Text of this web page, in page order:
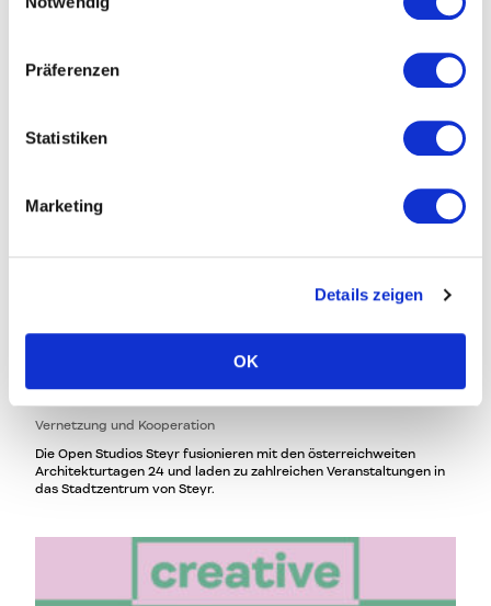
Präferenzen
Statistiken
Marketing
Details zeigen
OK
Open Studios Steyr 2024
Vernetzung und Kooperation
Die Open Studios Steyr fusionieren mit den österreichweiten
Architekturtagen 24 und laden zu zahlreichen Veranstaltungen in
das Stadtzentrum von Steyr.